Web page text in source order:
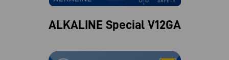
ALKALINE Special V12GA